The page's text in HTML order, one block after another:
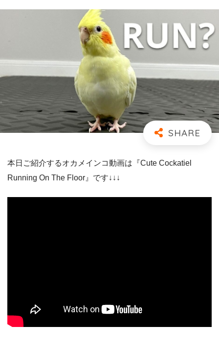
本日ご紹介するオカメインコ動画は『Cute Cockatiel
Running On The Floor』です↓↓↓